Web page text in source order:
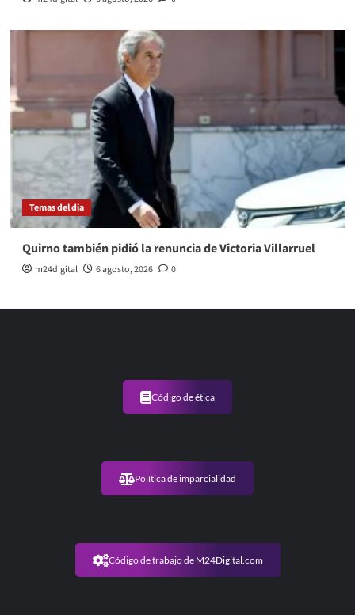
Temas del dia
Quirno también pidió la renuncia de Victoria Villarruel
m24digital 6 agosto, 2026 0
Código de ética
Política de imparcialidad
Código de trabajo de M24Digital.com